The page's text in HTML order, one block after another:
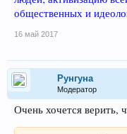
общественных и
16 май 2017
Рунгуна
Модератор
Очень хочется верить,